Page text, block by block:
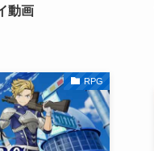
動画
RPG